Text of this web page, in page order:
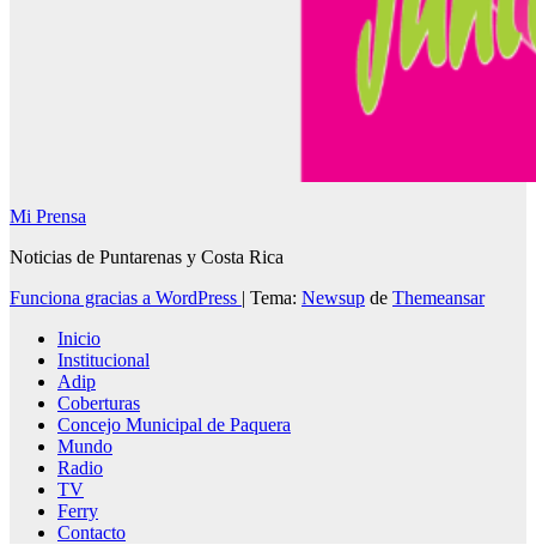
Mi Prensa
Noticias de Puntarenas y Costa Rica
Funciona gracias a WordPress | Tema: Newsup de Themeansar
Inicio
Institucional
Adip
Coberturas
Concejo Municipal de Paquera
Mundo
Radio
TV
Ferry
Contacto